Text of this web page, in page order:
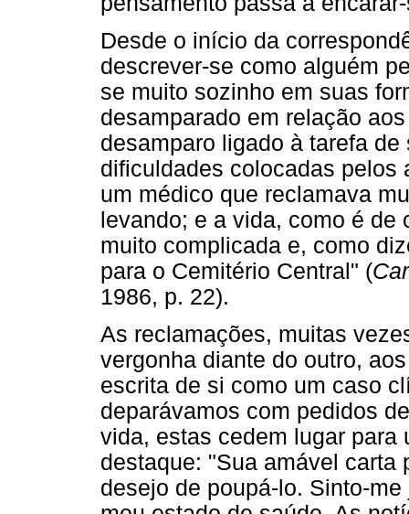
Desde o início da
descrever-se como alguém
se muito sozinho em suas
desamparado em relação
desamparo ligado à tarefa
dificuldades colocadas pelos
um médico que reclamava
levando; e a vida, como é
muito complicada e, como
para o Cemitério Central" (
1986, p. 22).
As reclamações, muitas
vergonha diante do outro,
escrita de si como um caso
deparávamos com pedidos
vida, estas cedem lugar para
destaque: "Sua amável carta
desejo de poupá-lo. Sinto-